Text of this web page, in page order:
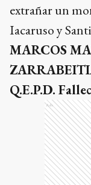
extrañar un
Iacaruso y
MARCOS
Q.E.P.D.
Ads